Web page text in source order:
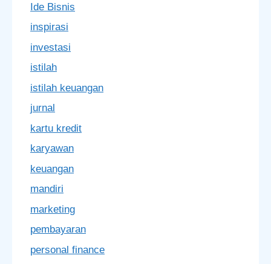
Ide Bisnis
inspirasi
investasi
istilah
istilah keuangan
jurnal
kartu kredit
karyawan
keuangan
mandiri
marketing
pembayaran
personal finance